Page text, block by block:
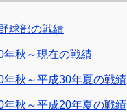
球部の戦績
年秋～現在の戦績
年秋～平成30年夏の戦績
年秋～平成20年夏の戦績